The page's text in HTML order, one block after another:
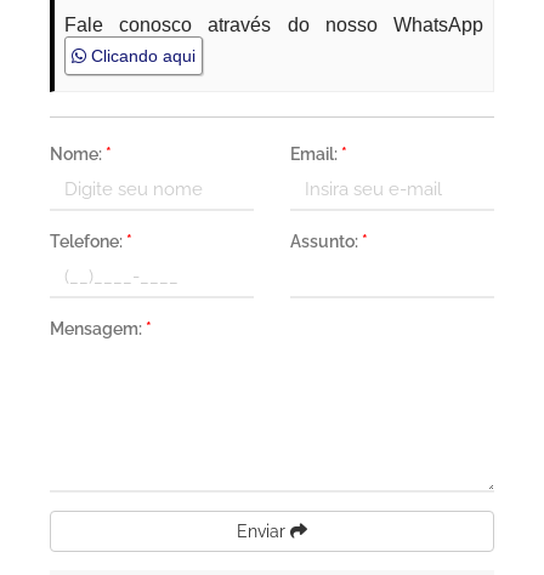
Fale conosco através do nosso WhatsApp
Clicando aqui
Nome: * Email: *
Telefone: * Assunto: *
Mensagem: *
Enviar